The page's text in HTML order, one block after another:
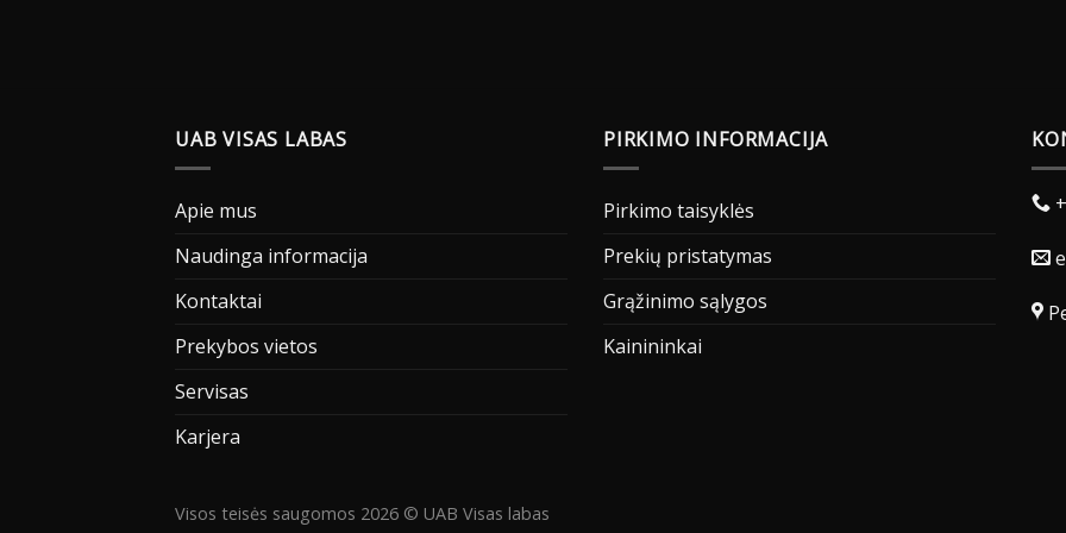
UAB VISAS LABAS
Apie mus
Naudinga informacija
Kontaktai
Prekybos vietos
Servisas
Karjera
PIRKIMO INFORMACIJA
Pirkimo taisyklės
Prekių pristatymas
Grąžinimo sąlygos
Kainininkai
Visos teisės saugomos 2026 © UAB Visas labas